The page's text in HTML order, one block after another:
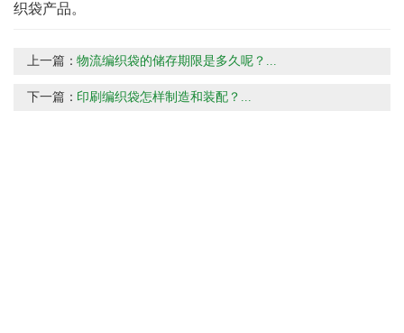
织袋产品。
上一篇：物流编织袋的储存期限是多久呢？...
下一篇： 印刷编织袋怎样制造和装配？...